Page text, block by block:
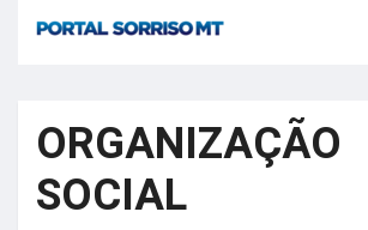
ORGANIZAÇÃO
SOCIAL